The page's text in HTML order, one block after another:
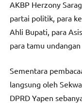
AKBP Herzony
partai politik, para
Ahli Bupati, para
para tamu undangan
Sementara
langsung oleh
DPRD Yapen